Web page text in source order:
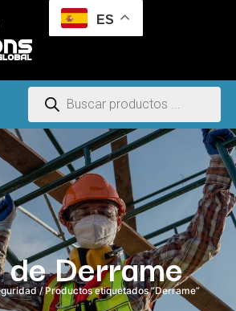
ES
Derrame
/ Productos etiquetados “Derrame”